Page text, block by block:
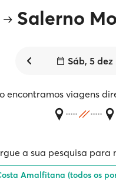
Salerno
Sáb, 5 dez
encontramos viagens
a sua pesquisa para
Amalfitana (todos os